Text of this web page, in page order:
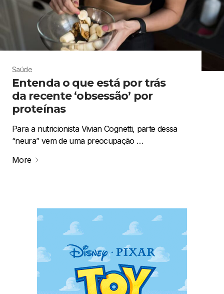
Saúde
Entenda o que está por trás
da recente ‘obsessão’ por
proteínas
Para a nutricionista Vivian Cognetti, parte dessa
“neura” vem de uma preocupação …
More